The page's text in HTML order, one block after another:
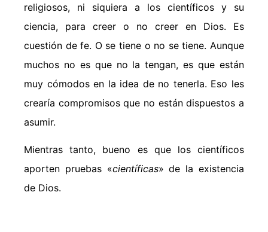
religiosos, ni siquiera a los científicos y su
ciencia, para creer o no creer en Dios. Es
cuestión de fe. O se tiene o no se tiene. Aunque
muchos no es que no la tengan, es que están
muy cómodos en la idea de no tenerla. Eso les
crearía compromisos que no están dispuestos a
asumir.
Mientras tanto, bueno es que los científicos
aporten pruebas «científicas» de la existencia
de Dios.